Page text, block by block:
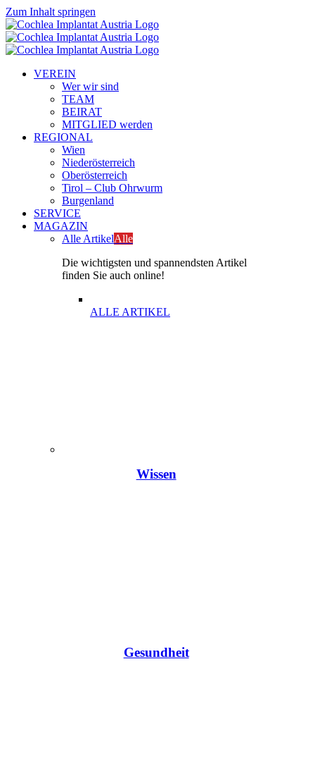
Zum Inhalt springen
VEREIN
Wer wir sind
TEAM
BEIRAT
MITGLIED werden
REGIONAL
Wien
Niederösterreich
Oberösterreich
Tirol – Club Ohrwurm
Burgenland
SERVICE
MAGAZIN
Alle ArtikelAlle
Die wichtigsten und spannendsten Artikel
finden Sie auch online!
ALLE ARTIKEL
Wissen
Gesundheit